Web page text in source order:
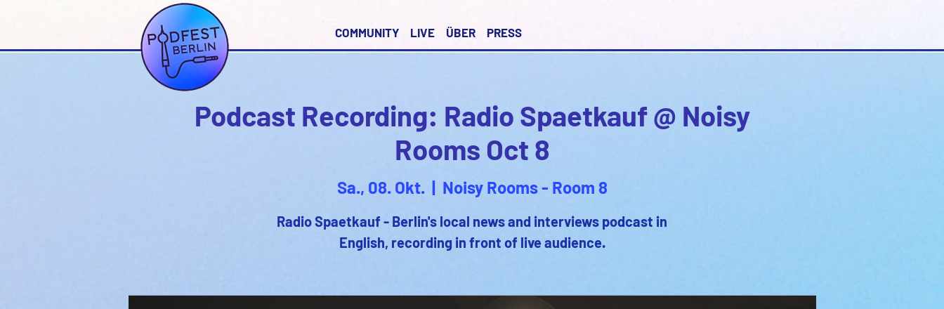
COMMUNITY LIVE ÜBER PRESS
Podcast Recording: Radio Spaetkauf @ Noisy
Rooms Oct 8
Sa., 08. Okt.
  |
Noisy Rooms - Room 8
Radio Spaetkauf - Berlin's local news and interviews podcast in
English, recording in front of live audience.